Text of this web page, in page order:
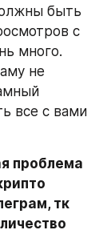
быть
с
много.
не
все с вами
проблема
тк